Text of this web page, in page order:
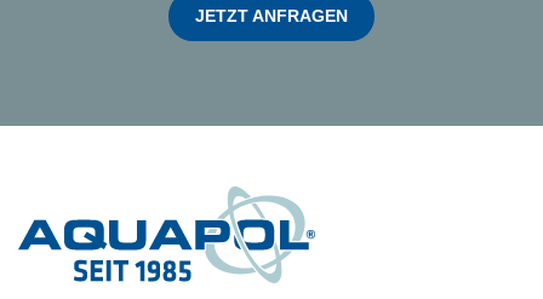
JETZT ANFRAGEN